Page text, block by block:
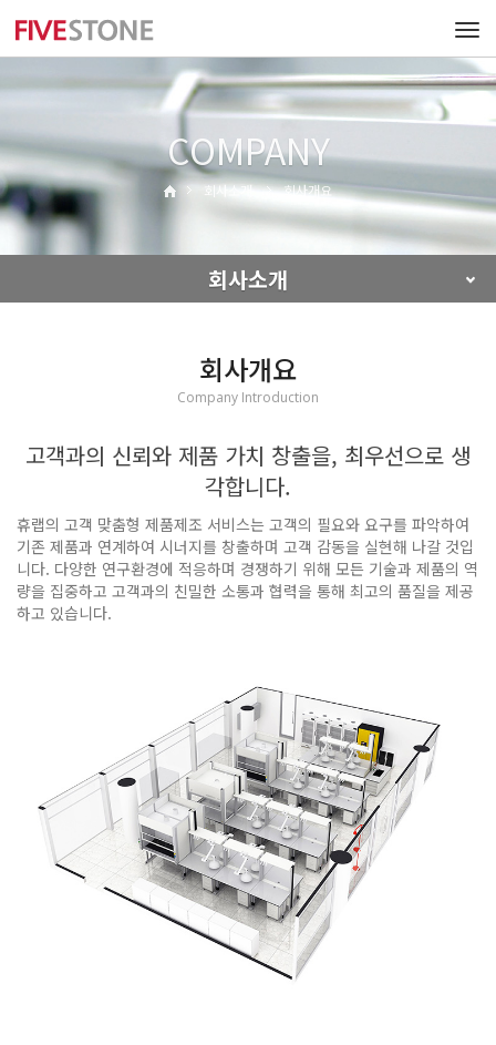
COMPANY
회사소개 회사개요
회사소개
회사개요
Company Introduction
고객과의 신뢰와 제품 가치 창출을, 최우선으로 생
각합니다.
휴랩의 고객 맞춤형 제품제조 서비스는 고객의 필요와 요구를 파악하여
기존 제품과 연계하여 시너지를 창출하며 고객 감동을 실현해 나갈 것입
니다. 다양한 연구환경에 적응하며 경쟁하기 위해 모든 기술과 제품의 역
량을 집중하고 고객과의 친밀한 소통과 협력을 통해 최고의 품질을 제공
하고 있습니다.